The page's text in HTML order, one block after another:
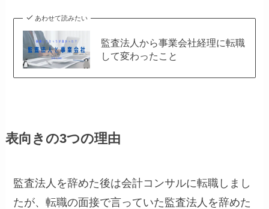
あわせて読みたい
監査法人から事業会社経理に転職
して変わったこと
表向きの3つの理由
監査法人を辞めた後は会計コンサルに転職しまし
たが、転職の面接で言っていた監査法人を辞めた